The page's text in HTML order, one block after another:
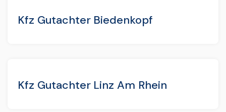
Kfz Gutachter Biedenkopf
Kfz Gutachter Linz Am Rhein